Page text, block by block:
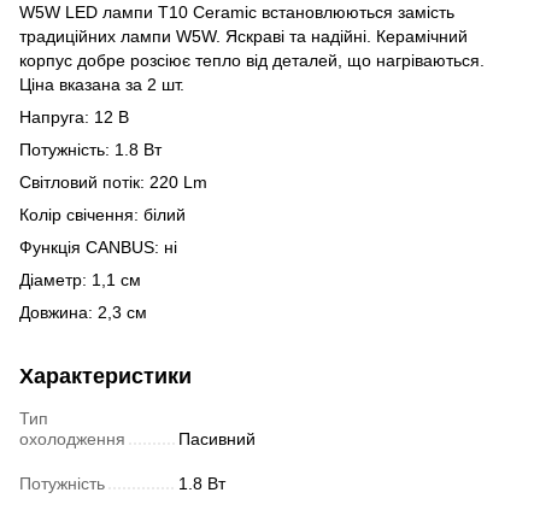
W5W LED лампи T10 Ceramic встановлюються замість
традиційних лампи W5W. Яскраві та надійні. Керамічний
корпус добре розсіює тепло від деталей, що нагріваються.
Ціна вказана за 2 шт.
Напруга: 12 В
Потужність: 1.8 Вт
Світловий потік: 220 Lm
Колір свічення: білий
Функція CANBUS: ні
Діаметр: 1,1 см
Довжина: 2,3 см
Характеристики
Тип
охолодження
Пасивний
Потужність 1.8 Вт